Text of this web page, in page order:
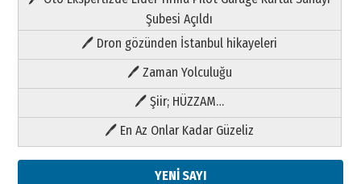
Şubesi Açıldı
🖊 Dron gözünden İstanbul hikayeleri
🖊 Zaman Yolculuğu
🖊 Şiir; HÜZZAM…
🖊 En Az Onlar Kadar Güzeliz
YENİ SAYI